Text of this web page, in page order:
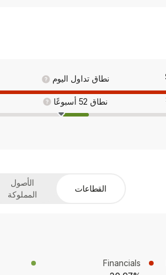
نطاق تداول اليوم
نطاق 52 أسبوعًا
القطاعات
الأصول
المملوكة
Financials